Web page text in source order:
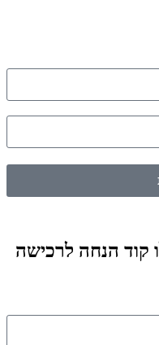
קוד הנחה לרכישה